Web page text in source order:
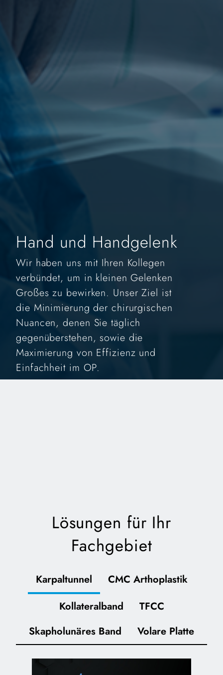
Hand und Handgelenk
Wir haben uns mit Ihren Kollegen
verbündet, um in kleinen Gelenken
Großes zu bewirken. Unser Ziel ist
die Minimierung der chirurgischen
Nuancen, denen Sie täglich
gegenüberstehen, sowie die
Maximierung von Effizienz und
Einfachheit im OP.
Lösungen für Ihr
Fachgebiet
Karpaltunnel
CMC Arthoplastik
Kollateralband
TFCC
Skapholunäres Band
Volare Platte